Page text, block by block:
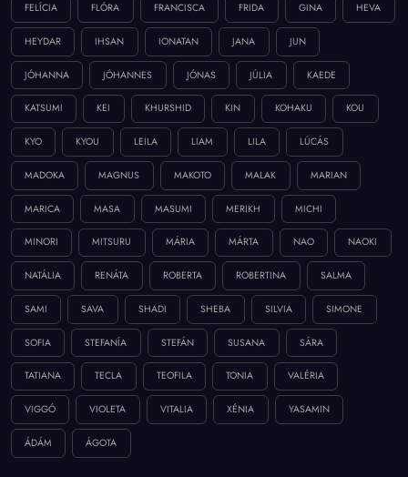
FELÍCIA FLÓRA FRANCISCA FRIDA GINA HEVA
HEYDAR IHSAN IONATAN JANA JUN
JÓHANNA JÓHANNES JÓNAS JÚLIA KAEDE
KATSUMI KEI KHURSHID KIN KOHAKU KOU
KYO KYOU LEILA LIAM LILA LÚCÁS
MADOKA MAGNUS MAKOTO MALAK MARIAN
MARICA MASA MASUMI MERIKH MICHI
MINORI MITSURU MÁRIA MÁRTA NAO NAOKI
NATÁLIA RENÁTA ROBERTA ROBERTINA SALMA
SAMI SAVA SHADI SHEBA SILVIA SIMONE
SOFIA STEFANÍA STEFÁN SUSANA SÁRA
TATIANA TECLA TEOFILA TONIA VALÉRIA
VIGGÓ VIOLETA VITALIA XÉNIA YASAMIN
ÁDÁM ÁGOTA